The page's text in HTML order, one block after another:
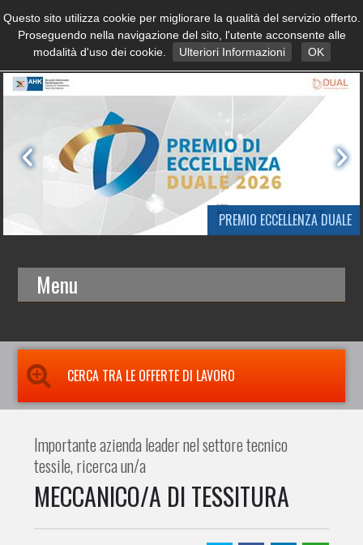
PREMIO ECCELLENZA DUALE
Menu
CERCA TRA LE OFFERTE DI LAVORO
Importante azienda leader nel settore tecnico
tessile, ricerca un/a
MECCANICO/A DI TESSITURA
Questo sito utilizza cookie per migliorare la qualità del servizio offerto.
Proseguendo nella navigazione del sito, l'utente acconsente alle
modalità d'uso dei cookie.
Ulteriori Informazioni OK